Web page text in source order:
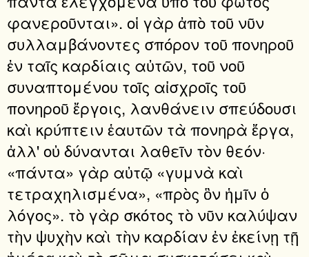
φανεροῦνται». οἱ γὰρ ἀπὸ τοῦ νῦν
συλλαμβάνοντες σπόρον τοῦ πονηροῦ
ἐν ταῖς καρδίαις αὐτῶν, τοῦ νοῦ
συναπτομένου τοῖς αἰσχροῖς τοῦ
πονηροῦ ἔργοις, λανθάνειν σπεύδουσι
καὶ κρύπτειν ἑαυτῶν τὰ πονηρὰ ἔργα,
ἀλλ' οὐ δύνανται λαθεῖν τὸν θεόν·
«πάντα» γὰρ αὐτῷ «γυμνὰ καὶ
τετραχηλισμένα», «πρὸς ὃν ἡμῖν ὁ
λόγος». τὸ γὰρ σκότος τὸ νῦν καλύψαν
τὴν ψυχὴν καὶ τὴν καρδίαν ἐν ἐκείνῃ τῇ